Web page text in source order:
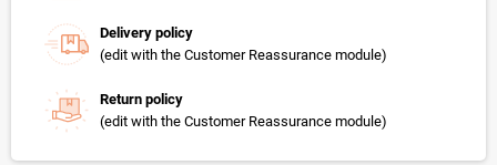
Delivery policy
(edit with the Customer Reassurance module)
Return policy
(edit with the Customer Reassurance module)